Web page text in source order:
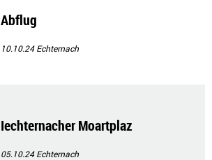
Abflug
10.10.24Echternach
Iechternacher Moartplaz
05.10.24Echternach